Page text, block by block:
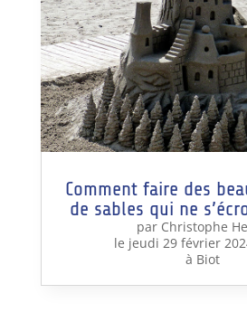
Comment faire des
de sables qui ne
par Christophe
le jeudi 29 février
à Biot